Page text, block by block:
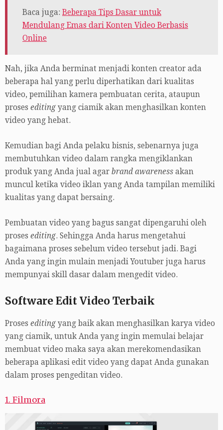
Baca juga: Beberapa Tips Dasar untuk
Mendulang Emas dari Konten Video Berbasis
Online
Nah, jika Anda berminat menjadi konten creator ada
beberapa hal yang perlu diperhatikan dari kualitas
video, pemilihan kamera pembuatan cerita, ataupun
proses editing yang ciamik akan menghasilkan konten
video yang hebat.
Kemudian bagi Anda pelaku bisnis, sebenarnya juga
membutuhkan video dalam rangka mengiklankan
produk yang Anda jual agar brand awareness akan
muncul ketika video iklan yang Anda tampilan memiliki
kualitas yang dapat bersaing.
Pembuatan video yang bagus sangat dipengaruhi oleh
proses editing. Sehingga Anda harus mengetahui
bagaimana proses sebelum video tersebut jadi. Bagi
Anda yang ingin mulain menjadi Youtuber juga harus
mempunyai skill dasar dalam mengedit video.
Software Edit Video Terbaik
Proses editing yang baik akan menghasilkan karya video
yang ciamik, untuk Anda yang ingin memulai belajar
membuat video maka saya akan merekomendasikan
beberapa aplikasi edit video yang dapat Anda gunakan
dalam proses pengeditan video.
1. Filmora